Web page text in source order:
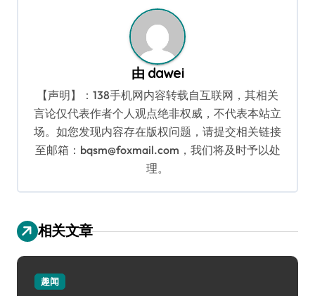
由 dawei
【声明】：138手机网内容转载自互联网，其相关
言论仅代表作者个人观点绝非权威，不代表本站立
场。如您发现内容存在版权问题，请提交相关链接
至邮箱：bqsm@foxmail.com，我们将及时予以处
理。
相关文章
趣闻